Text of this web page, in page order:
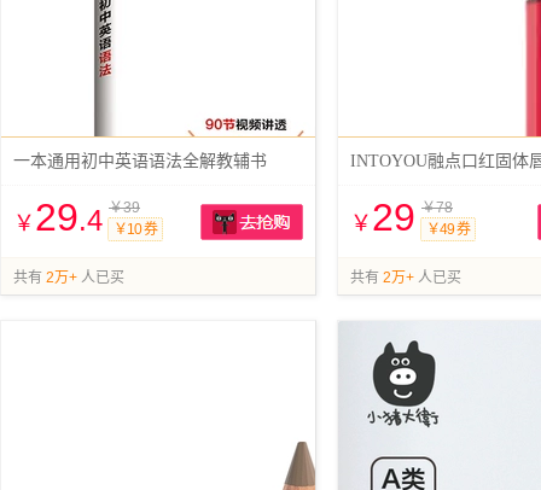
一本通用初中英语语法全解教辅书
￥ 29.4 ￥39
￥10 券
共有 2万+ 人已买
￥ 29 ￥78
￥49 券
共有 2万+ 人已买